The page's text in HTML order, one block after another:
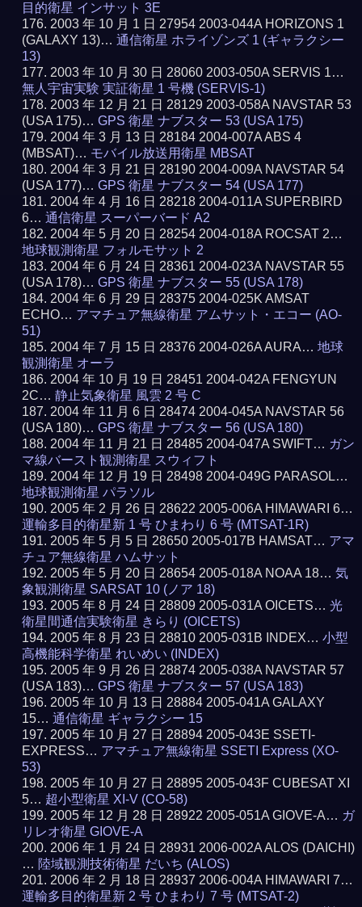
目的衛星 インサット 3E
2003 年 10 月 1 日 27954 2003-044A HORIZONS 1
(GALAXY 13)…通信衛星 ホライゾンズ 1 (ギャラクシー
13)
2003 年 10 月 30 日 28060 2003-050A SERVIS 1…
無人宇宙実験 実証衛星 1 号機 (SERVIS-1)
2003 年 12 月 21 日 28129 2003-058A NAVSTAR 53
(USA 175)…GPS 衛星 ナブスター 53 (USA 175)
2004 年 3 月 13 日 28184 2004-007A ABS 4
(MBSAT)… モバイル放送用衛星 MBSAT
2004 年 3 月 21 日 28190 2004-009A NAVSTAR 54
(USA 177)…GPS 衛星 ナブスター 54 (USA 177)
2004 年 4 月 16 日 28218 2004-011A SUPERBIRD
6…通信衛星 スーパーバード A2
2004 年 5 月 20 日 28254 2004-018A ROCSAT 2…
地球観測衛星 フォルモサット 2
2004 年 6 月 24 日 28361 2004-023A NAVSTAR 55
(USA 178)…GPS 衛星 ナブスター 55 (USA 178)
2004 年 6 月 29 日 28375 2004-025K AMSAT
ECHO… アマチュア無線衛星 アムサット・エコー (AO-
51)
2004 年 7 月 15 日 28376 2004-026A AURA…地球
観測衛星 オーラ
2004 年 10 月 19 日 28451 2004-042A FENGYUN
2C…静止気象衛星 風雲 2 号 C
2004 年 11 月 6 日 28474 2004-045A NAVSTAR 56
(USA 180)…GPS 衛星 ナブスター 56 (USA 180)
2004 年 11 月 21 日 28485 2004-047A SWIFT… ガン
マ線バースト観測衛星 スウィフト
2004 年 12 月 19 日 28498 2004-049G PARASOL…
地球観測衛星 パラソル
2005 年 2 月 26 日 28622 2005-006A HIMAWARI 6…
運輸多目的衛星新 1 号 ひまわり 6 号 (MTSAT-1R)
2005 年 5 月 5 日 28650 2005-017B HAMSAT… アマ
チュア無線衛星 ハムサット
2005 年 5 月 20 日 28654 2005-018A NOAA 18…気
象観測衛星 SARSAT 10 (ノア 18)
2005 年 8 月 24 日 28809 2005-031A OICETS…光
衛星間通信実験衛星 きらり (OICETS)
2005 年 8 月 23 日 28810 2005-031B INDEX…小型
高機能科学衛星 れいめい (INDEX)
2005 年 9 月 26 日 28874 2005-038A NAVSTAR 57
(USA 183)…GPS 衛星 ナブスター 57 (USA 183)
2005 年 10 月 13 日 28884 2005-041A GALAXY
15…通信衛星 ギャラクシー 15
2005 年 10 月 27 日 28894 2005-043E SSETI-
EXPRESS… アマチュア無線衛星 SSETI Express (XO-
53)
2005 年 10 月 27 日 28895 2005-043F CUBESAT XI
5… 超小型衛星 XI-V (CO-58)
2005 年 12 月 28 日 28922 2005-051A GIOVE-A… ガ
リレオ衛星 GIOVE-A
2006 年 1 月 24 日 28931 2006-002A ALOS (DAICHI)
… 陸域観測技術衛星 だいち (ALOS)
2006 年 2 月 18 日 28937 2006-004A HIMAWARI 7…
運輸多目的衛星新 2 号 ひまわり 7 号 (MTSAT-2)